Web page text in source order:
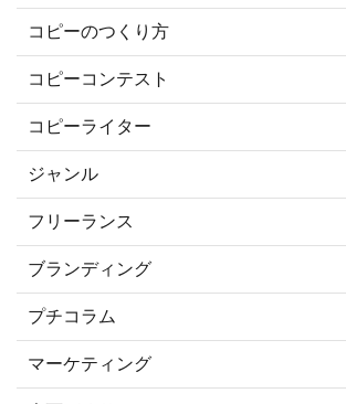
コピーのつくり方
コピーコンテスト
コピーライター
ジャンル
フリーランス
ブランディング
プチコラム
マーケティング